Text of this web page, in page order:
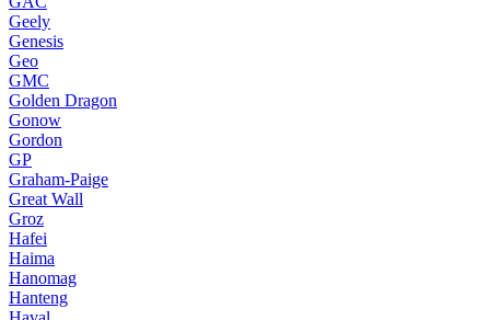
Geely
Genesis
Geo
GMC
Golden Dragon
Gonow
Gordon
GP
Graham-Paige
Great Wall
Groz
Hafei
Haima
Hanomag
Hanteng